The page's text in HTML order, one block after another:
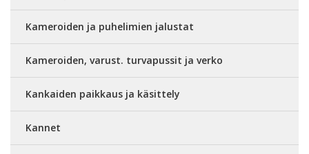
Kameroiden ja puhelimien jalustat
Kameroiden, varust. turvapussit ja verko
Kankaiden paikkaus ja käsittely
Kannet